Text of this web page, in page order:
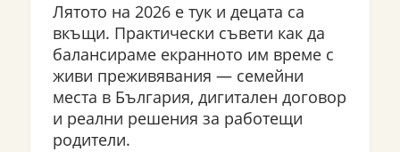
Лятото на 2026 е тук и децата са
вкъщи. Практически съвети как да
балансираме екранното им време с
живи преживявания — семейни
места в България, дигитален договор
и реални решения за работещи
родители.